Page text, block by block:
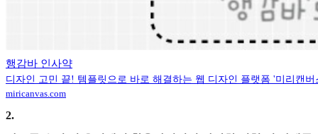
행감바 인사약
디자인 고민 끝! 템플릿으로 바로 해결하는 웹 디자인 플랫폼 '미리캔버
miricanvas.com
2.